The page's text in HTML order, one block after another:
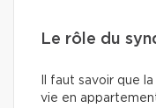
Le rôle du
Il faut savoir que
vie en